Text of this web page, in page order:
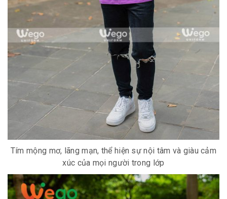
Tím mộng mơ, lãng mạn, thể hiện sự nội tâm và giàu cảm
xúc của mọi người trong lớp